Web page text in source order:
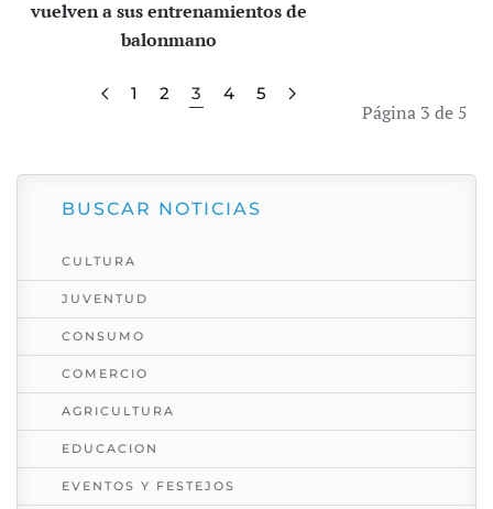
vuelven a sus entrenamientos de
balonmano
Página 3 de 5
1 2 3 4 5
BUSCAR NOTICIAS
CULTURA
JUVENTUD
CONSUMO
COMERCIO
AGRICULTURA
EDUCACION
EVENTOS Y FESTEJOS